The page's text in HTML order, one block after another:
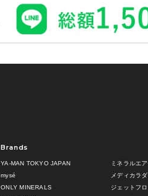
Brands
YA-MAN TOKYO JAPAN
mysé
ONLY MINERALS
ミネラルエア
メディカラダ
ジェットフロ